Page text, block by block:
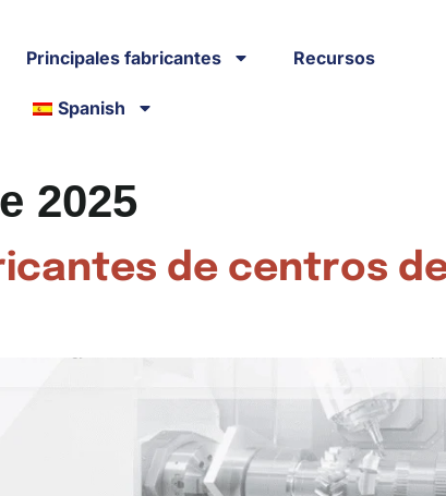
Principales fabricantes Recursos
Spanish
2025
de centros